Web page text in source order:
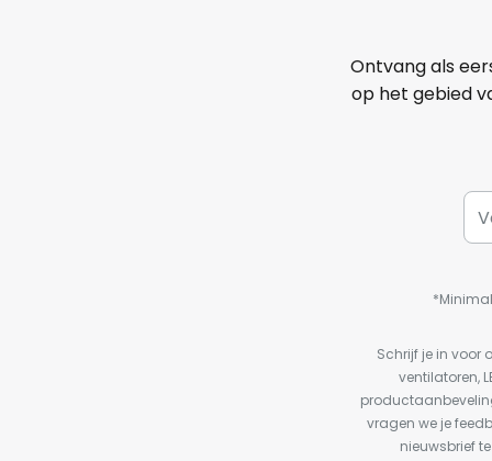
Ontvang als
op het gebied
Schrijf je in voor
ventilatoren,
vragen we je
nieuwsbrief